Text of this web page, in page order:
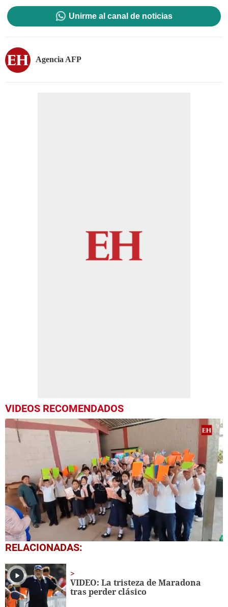
Unirme al canal de noticias
Agencia AFP
VIDEOS RECOMENDADOS
0
seconds
1
minute,
56
seconds
RELACIONADAS:
VIDEO: La tristeza de Maradona
tras perder clásico